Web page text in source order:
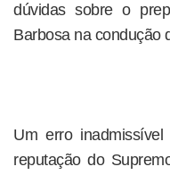
dúvidas sobre o
Barbosa na condução
Um erro
reputação do